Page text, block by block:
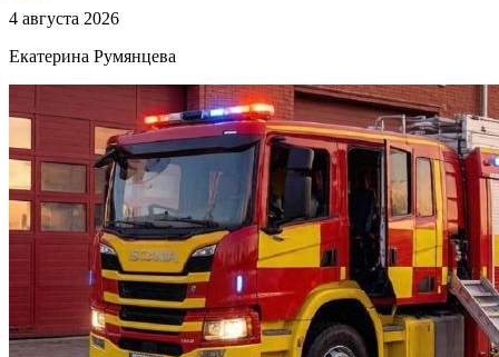
4 августа 2026
Екатерина Румянцева